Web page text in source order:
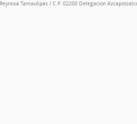
Tamaulipas / C.P. 02200 Delegación